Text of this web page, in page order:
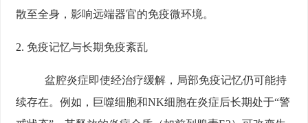
散至全身，影响远端器官的免疫微环境。
2. 免疫记忆与长期免疫紊乱
盆腔炎症即使经治疗缓解，局部免疫记忆仍可能持
续存在。例如，巨噬细胞和NK细胞在炎症后长期处于“警